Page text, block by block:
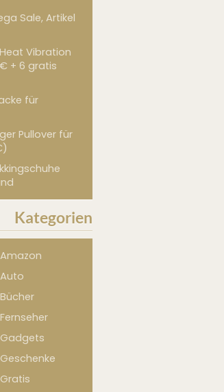
Sale, Artikel
Vibration
+ 6 gratis
für
Pullover für
Kategorien
Amazon
Auto
Bücher
Fernseher
Gadgets
Geschenke
Gratis